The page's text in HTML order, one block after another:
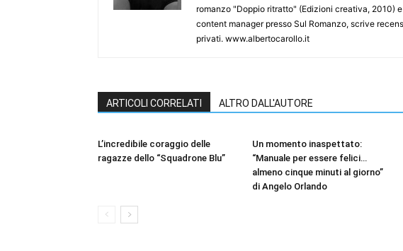
romanzo "Doppio ritratto" (Edizioni creativa, 2010)
content manager presso Sul Romanzo, scrive
privati. www.albertocarollo.it
ARTICOLI CORRELATI ALTRO DALL'AUTORE
L’incredibile coraggio delle
ragazze dello “Squadrone Blu”
Un momento inaspettato:
“Manuale per essere felici…
almeno cinque minuti al giorno”
di Angelo Orlando